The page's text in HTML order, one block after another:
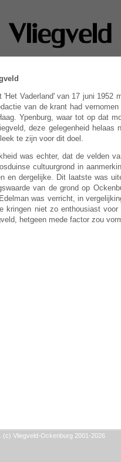
'Het Vaderland' van 17 juni
van de krant had
Ypenburg, waar tot op dat
deze gelegenheid helaas
te zijn voor dit doel.
was echter, dat de velden
cultuurgrond in
en dergelijke. Dit laatste was
van de grond op
was verricht, in
kringen niet zo enthousiast
hetgeen mede factor zou
(c) Vliegveld-Ockenburg 2001-2026